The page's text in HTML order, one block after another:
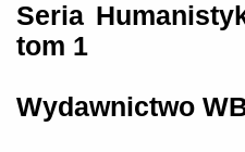
Seria
tom 1
Wydawnictwo